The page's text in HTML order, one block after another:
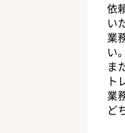
依
い
業
い。
ま
ト
業
ど